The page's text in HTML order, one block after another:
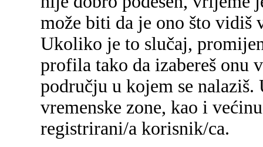
može biti da je ono što vidiš
Ukoliko je to slučaj,
profila tako da izabereš onu
području u kojem se
vremenske zone, kao i
registrirani/a korisnik/ca.